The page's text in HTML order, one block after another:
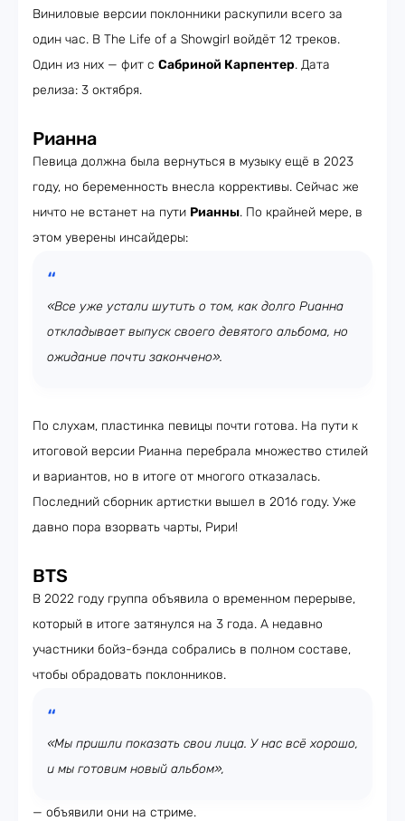
Виниловые версии поклонники раскупили всего за
один час. В The Life of a Showgirl войдёт 12 треков.
Один из них — фит с Сабриной Карпентер. Дата
релиза: 3 октября.
Рианна
Певица должна была вернуться в музыку ещё в 2023
году, но беременность внесла коррективы. Сейчас же
ничто не встанет на пути Рианны. По крайней мере, в
этом уверены инсайдеры:
«Все уже устали шутить о том, как долго Рианна
откладывает выпуск своего девятого альбома, но
ожидание почти закончено».
По слухам, пластинка певицы почти готова. На пути к
итоговой версии Рианна перебрала множество стилей
и вариантов, но в итоге от многого отказалась.
Последний сборник артистки вышел в 2016 году. Уже
давно пора взорвать чарты, Рири!
BTS
В 2022 году группа объявила о временном перерыве,
который в итоге затянулся на 3 года. А недавно
участники бойз-бэнда собрались в полном составе,
чтобы обрадовать поклонников.
«Мы пришли показать свои лица. У нас всё хорошо,
и мы готовим новый альбом»,
— объявили они на стриме.